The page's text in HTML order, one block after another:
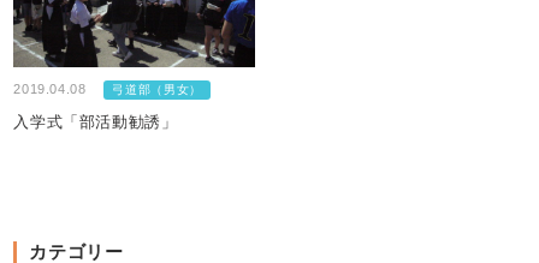
2019.04.08 弓道部（男女）
入学式「部活動勧誘」
カテゴリー